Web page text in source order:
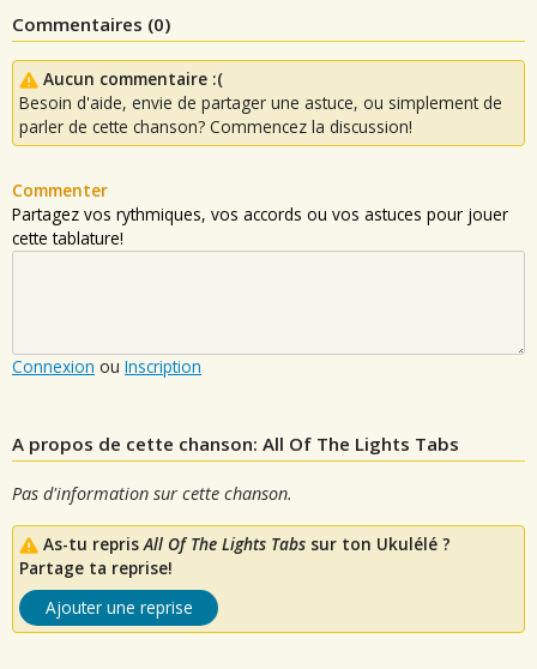
Commentaires (0)
Aucun commentaire :(
Besoin d'aide, envie de partager une astuce, ou simplement de
parler de cette chanson? Commencez la discussion!
Commenter
Partagez vos rythmiques, vos accords ou vos astuces pour jouer
cette tablature!
Connexion ou Inscription
A propos de cette chanson: All Of The Lights Tabs
Pas d'information sur cette chanson.
As-tu reprisAll Of The Lights Tabs sur ton Ukulélé ?
Partage ta reprise!
Ajouter une reprise